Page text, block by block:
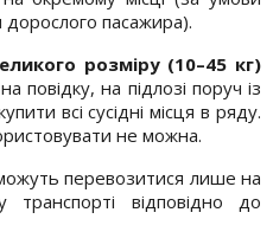
пасажира).
розміру (10–45 кг)
на підлозі поруч із
всі сусідні місця в ряду.
не можна.
перевозитися лише на
транспорті відповідно до